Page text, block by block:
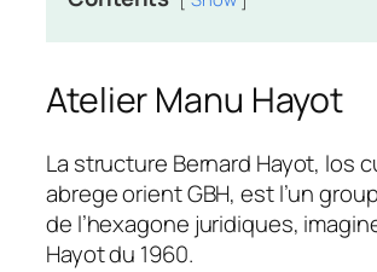
Atelier Manu Hayot
La structure Bernard Hayot, los
abrege orient GBH, est l’un
de l’hexagone juridiques,
Hayot du 1960.